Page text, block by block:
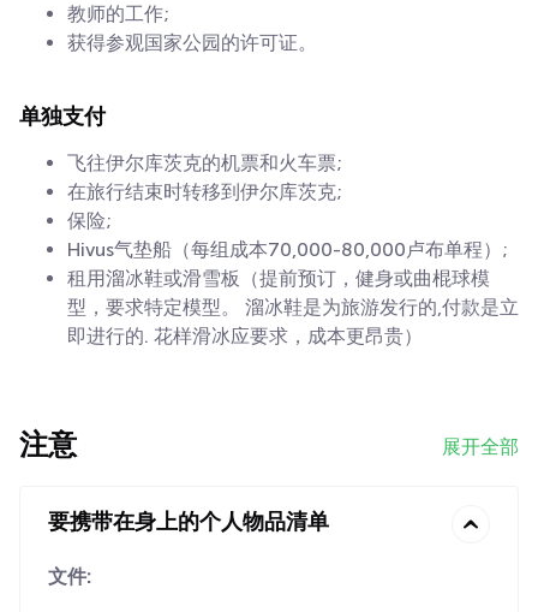
教师的工作;
获得参观国家公园的许可证。
单独支付
飞往伊尔库茨克的机票和火车票;
在旅行结束时转移到伊尔库茨克;
保险;
Hivus气垫船（每组成本70,000-80,000卢布单程）;
租用溜冰鞋或滑雪板（提前预订，健身或曲棍球模
型，要求特定模型。 溜冰鞋是为旅游发行的,付款是立
即进行的. 花样滑冰应要求，成本更昂贵）
注意 展开全部
要携带在身上的个人物品清单
文件: